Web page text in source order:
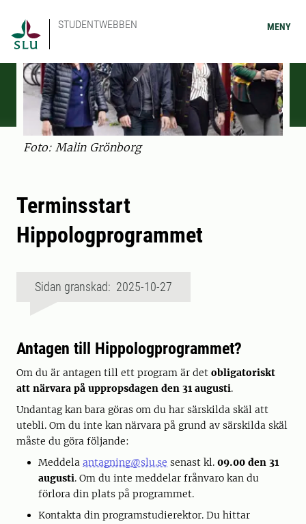
STUDENTWEBBEN MENY
Foto: Malin Grönborg
Terminsstart
Hippologprogrammet
Sidan granskad: 2025-10-27
Antagen till Hippologprogrammet?
Om du är antagen till ett program är det obligatoriskt
att närvara på uppropsdagen den 31 augusti.
Undantag kan bara göras om du har särskilda skäl att
utebli. Om du inte kan närvara på grund av särskilda skäl
måste du göra följande:
Meddela antagning@slu.se senast kl. 09.00 den 31
augusti. Om du inte meddelar frånvaro kan du
förlora din plats på programmet.
Kontakta din programstudierektor. Du hittar